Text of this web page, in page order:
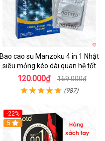
Bao cao su Manzoku 4 in 1 Nhật
siêu mỏng kéo dài quan hệ tốt
120.000₫ 169.000₫
(987)
-22%
5